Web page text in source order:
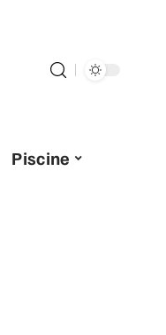
Piscine